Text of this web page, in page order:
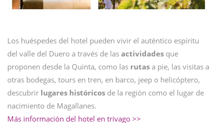
Los huéspedes del hotel pueden vivir el auténtico espíritu
del valle del Duero a través de las actividades que
proponen desde la Quinta, como las rutas a pie, las visitas a
otras bodegas, tours en tren, en barco, jeep o helicóptero,
descubrir lugares históricos de la región como el lugar de
nacimiento de Magallanes.
Más información del hotel en trivago >>